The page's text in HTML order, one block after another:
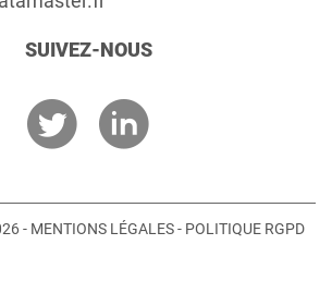
SUIVEZ-NOUS
- MENTIONS LÉGALES- POLITIQUE RGPD